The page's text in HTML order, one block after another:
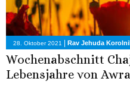
28. Oktober 2021 Rav Jehuda
Wochenabschnitt
Lebensjahre von